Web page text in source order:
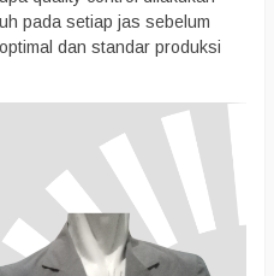
pada setiap jas sebelum
dan standar produksi